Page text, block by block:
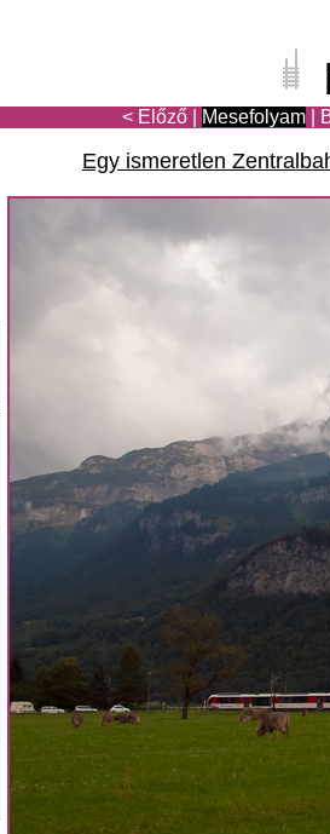
< Előző Mesefolyam
Egy ismeretlen